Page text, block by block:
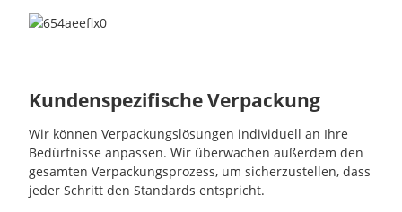
Kundenspezifische Verpackung
Wir können Verpackungslösungen individuell an Ihre
Bedürfnisse anpassen. Wir überwachen außerdem den
gesamten Verpackungsprozess, um sicherzustellen, dass
jeder Schritt den Standards entspricht.